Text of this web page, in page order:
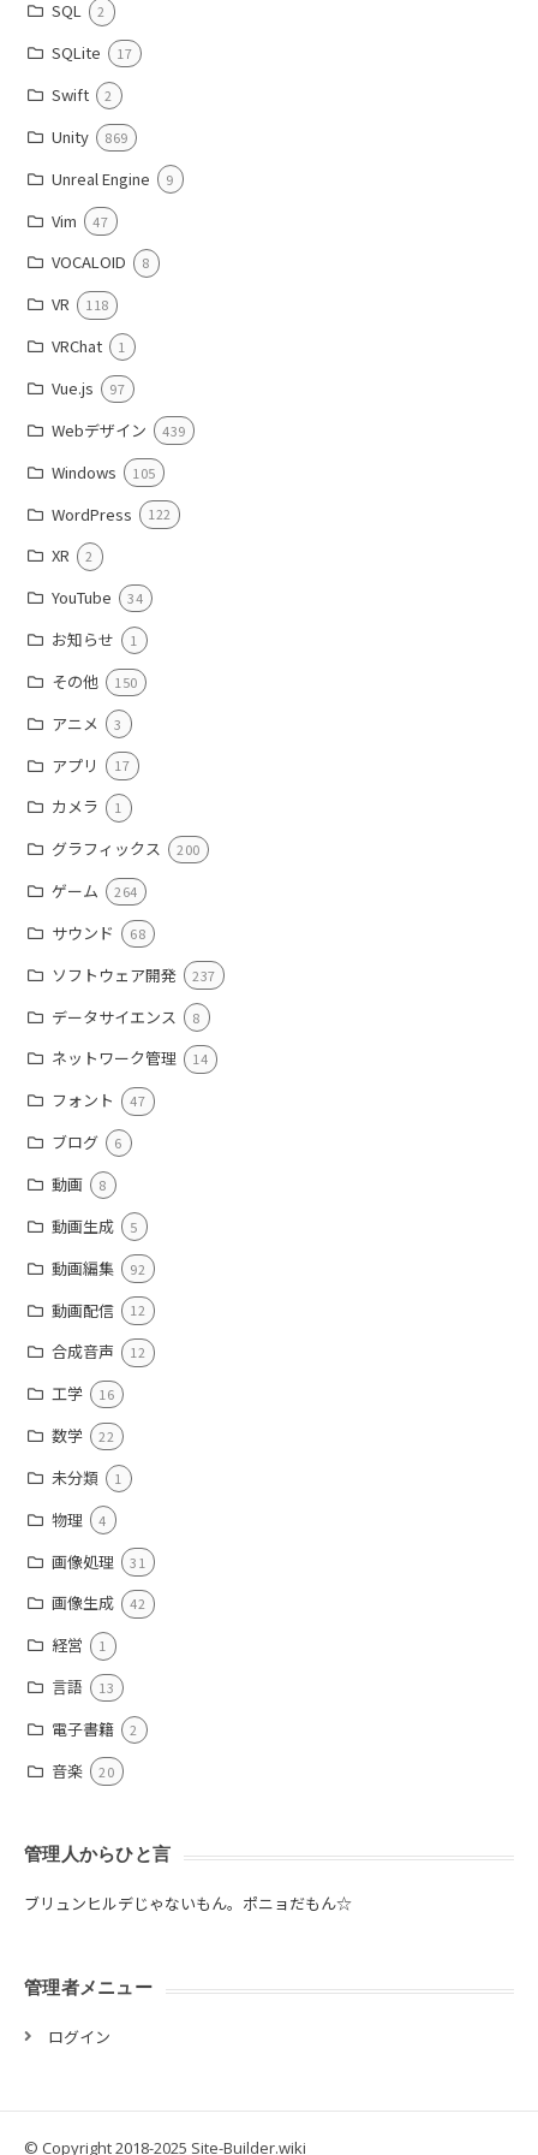
SQL 2
SQLite 17
Swift 2
Unity 869
Unreal Engine 9
Vim 47
VOCALOID 8
VR 118
VRChat 1
Vue.js 97
Webデザイン 439
Windows 105
WordPress 122
XR 2
YouTube 34
お知らせ 1
その他 150
アニメ 3
アプリ 17
カメラ 1
グラフィックス 200
ゲーム 264
サウンド 68
ソフトウェア開発 237
データサイエンス 8
ネットワーク管理 14
フォント 47
ブログ 6
動画 8
動画生成 5
動画編集 92
動画配信 12
合成音声 12
工学 16
数学 22
未分類 1
物理 4
画像処理 31
画像生成 42
経営 1
言語 13
電子書籍 2
音楽 20
管理人からひと言
ブリュンヒルデじゃないもん。ポニョだもん☆
管理者メニュー
ログイン
© Copyright 2018-2025 Site-Builder.wiki